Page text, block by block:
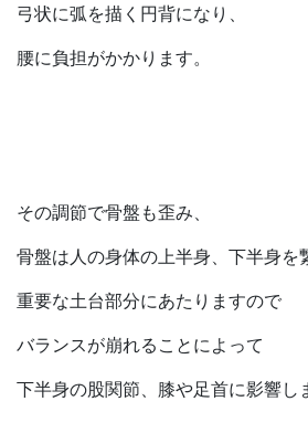
弓状に弧を描く円背になり、
腰に負担がかかります。
その調節で骨盤も歪み、
骨盤は人の身体の上半身、下半身を
重要な土台部分にあたりますので
バランスが崩れることによって
下半身の股関節、膝や足首に影響し